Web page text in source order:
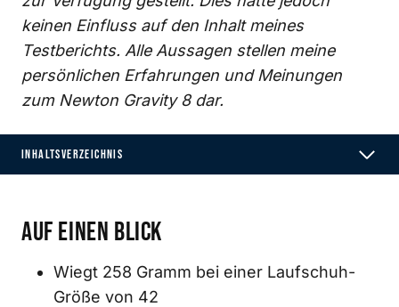
keinen Einfluss auf den Inhalt meines
Testberichts. Alle Aussagen stellen meine
persönlichen Erfahrungen und Meinungen
zum Newton Gravity 8 dar.
INHALTSVERZEICHNIS
Auf einen Blick
Wiegt 258 Gramm bei einer Laufschuh-
Größe von 42